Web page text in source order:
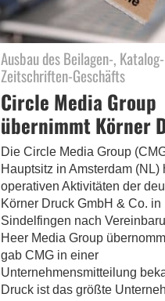
Ausbau des Beilagen-,
Zeitschriften-Geschäfts
Circle Media Group
übernimmt Körner
Die Circle Media Group
Hauptsitz in Amsterdam (NL)
operativen Aktivitäten der
Körner Druck GmbH & Co. in
Sindelfingen nach
Heer Media Group
gab CMG in einer
Unternehmensmitteilung
Druck ist das größte